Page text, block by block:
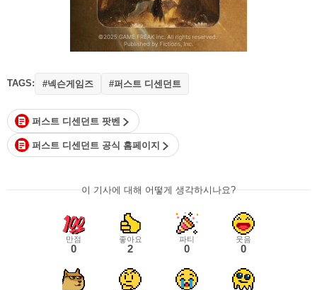
TAGS: #넥슨게임즈 #퍼스트 디센던트
퍼스트 디센던트 팟벤
퍼스트 디센던트 공식 홈페이지
이 기사에 대해 어떻게 생각하시나요?
만점
0
좋아요
2
파티
0
웃음
0